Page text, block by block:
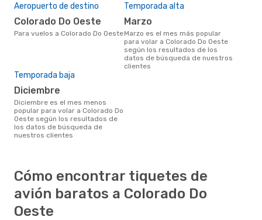
Aeropuerto de destino
Colorado Do Oeste
Para vuelos a Colorado Do Oeste
Temporada alta
marzo
marzo es el mes más popular
para volar a Colorado Do Oeste
según los resultados de los
datos de búsqueda de nuestros
clientes
Temporada baja
diciembre
diciembre es el mes menos
popular para volar a Colorado Do
Oeste según los resultados de
los datos de búsqueda de
nuestros clientes
Cómo encontrar tiquetes de
avión baratos a Colorado Do
Oeste